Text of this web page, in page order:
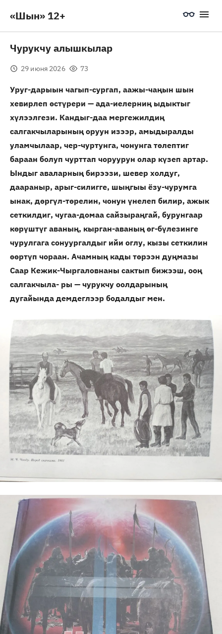
«Шын» 12+
Чурукчу алышкылар
29 июня 2026 73
Уруг-дарыын чагып-сургап, аажы-чаңын шын
хевирлеп өстүрери — ада-иелерниң ыдыктыг
хүлээлгези. Кандыг-даа мергежилдиң
салгакчыларының оруун изээр, амыдыралды
уламчылаар, чер-чуртунга, чонунга төлептиг
бараан болуп чурттап чоруурун олар күзеп артар.
Ындыг аваларның бирээзи, шевер холдуг,
даараныр, арыг-силигге, шыңгыы ёзу-чурумга
ынак, дөргүл-төрелин, чонун үнелеп билир, ажык
сеткилдиг, чугаа-домаа сайзыраңгай, бурунгаар
көрүштүг аваның, кырган-аваның өг-бүлезинге
чурулгага сонуургалдыг ийи оглу, кызы сеткилин
өөртүп чораан. Ачамның кады төрээн дуңмазы
Саар Кежик-Чыргаловнаны сактып бижээш, ооң
салгакчыла- ры — чурукчу оолдарының
дугайында демдеглээр бодалдыг мен.